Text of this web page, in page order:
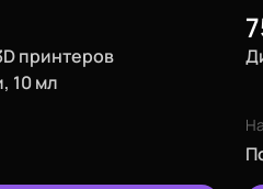
принтеров
10 мл